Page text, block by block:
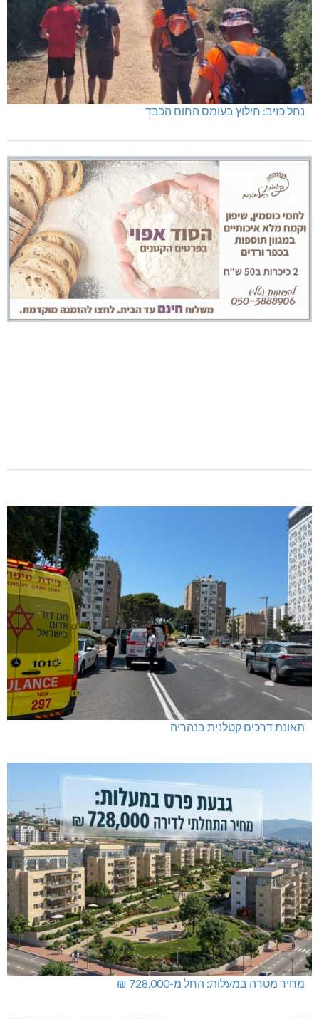
תאונת דרכים קטלנית בנהריה